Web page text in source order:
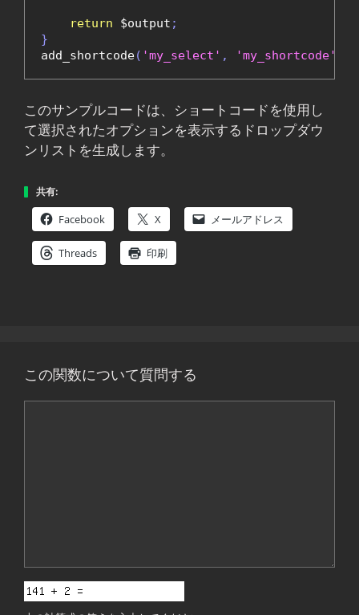
return $output ;
}
add_shortcode( 'my_select' , 'my_shortcode'
このサンプルコードは、ショートコードを使用し
て選択されたオプションを表示するドロップダウ
ンリストを生成します。
共有:
Facebook X メールアドレス
Threads 印刷
この関数について質問する